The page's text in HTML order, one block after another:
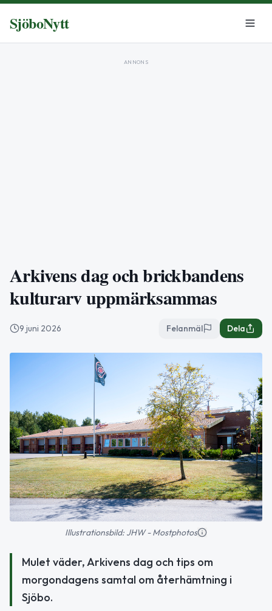
SjöboNytt
ANNONS
Arkivens dag och brickbandens
kulturarv uppmärksammas
9 juni 2026 Felanmäl Dela
Illustrationsbild: JHW - Mostphotos
Mulet väder, Arkivens dag och tips om
morgondagens samtal om återhämtning i
Sjöbo.